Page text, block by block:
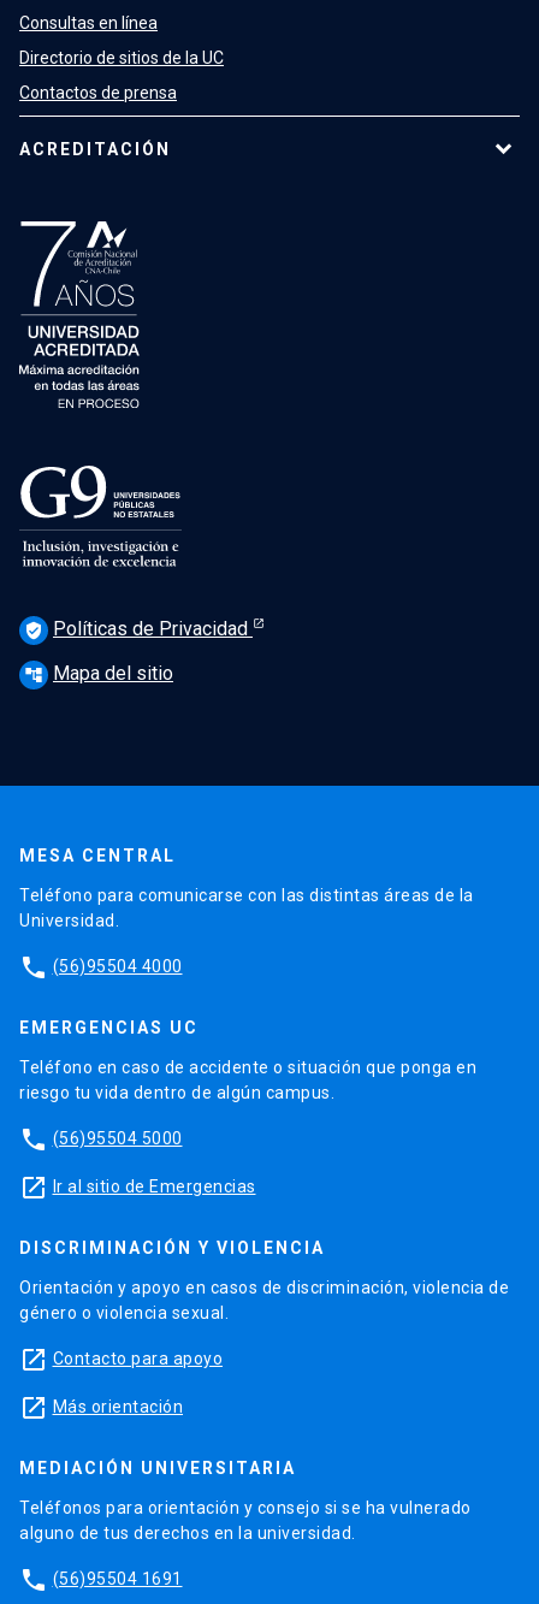
Consultas en línea
Directorio de sitios de la UC
Contactos de prensa
ACREDITACIÓN
verified_user Políticas de Privacidad
account_tree Mapa del sitio
MESA CENTRAL
Teléfono para comunicarse con las distintas áreas de la
Universidad.
phone (56)95504 4000
EMERGENCIAS UC
Teléfono en caso de accidente o situación que ponga en
riesgo tu vida dentro de algún campus.
phone (56)95504 5000
launch Ir al sitio de Emergencias
DISCRIMINACIÓN Y VIOLENCIA
Orientación y apoyo en casos de discriminación, violencia de
género o violencia sexual.
launch Contacto para apoyo
launch Más orientación
MEDIACIÓN UNIVERSITARIA
Teléfonos para orientación y consejo si se ha vulnerado
alguno de tus derechos en la universidad.
phone (56)95504 1691